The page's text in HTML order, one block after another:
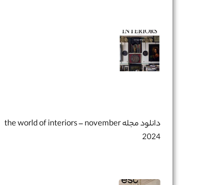
دانلود مجله the world of interiors – november
2024
شماره واتس‌اپ : *